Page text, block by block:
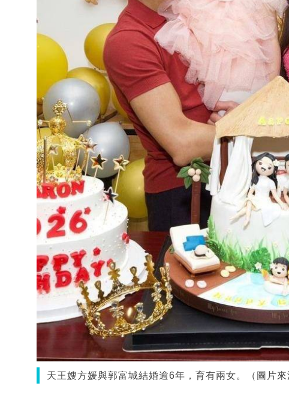
天王嫂方媛與郭富城結婚逾6年，育有兩女。（圖片來